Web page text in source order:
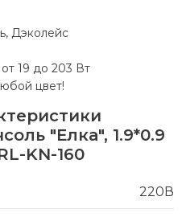
Дэколейс
19 до 203 Вт
цвет!
"Елка", 1.9*0.9
KN-160
220В